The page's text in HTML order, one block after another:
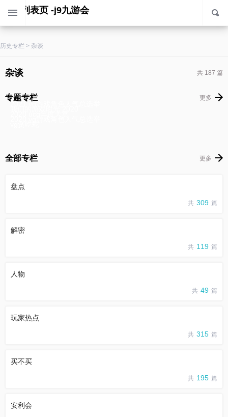
杂谈 列表页 -j9九游会
历史专栏 > 杂谈
杂谈 共 187 篇
专题专栏 更多
2021 vg游戏角色人气总选举
全部专栏 更多
盘点
共 309 篇
解密
共 119 篇
人物
共 49 篇
玩家热点
共 315 篇
买不买
共 195 篇
安利会